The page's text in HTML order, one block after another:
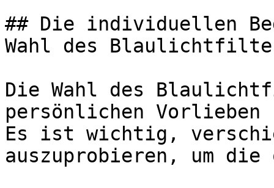
## Die individuellen
Wahl des
Die Wahl des
persönlichen
Es ist wichtig,
auszuprobieren, um